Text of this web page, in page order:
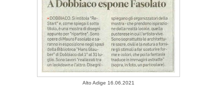
Alto Adige 16.06.2021